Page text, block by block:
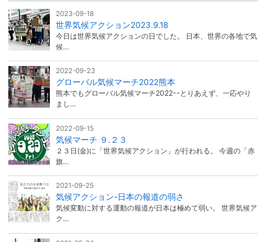
2023-09-18
世界気候アクション2023.9.18
今日は世界気候アクションの日でした。 日本、世界の各地で気
候…
2022-09-23
グローバル気候マーチ2022熊本
熊本でもグローバル気候マーチ2022--とりあえず、一応やり
まし…
2022-09-15
気候マーチ ９.２３
２３日(金)に「世界気候アクション」が行われる。 今週の「赤
旗…
2021-09-25
気候アクション-日本の報道の弱さ
気候変動に対する運動の報道が日本は極めて弱い。 世界気候ア
ク…